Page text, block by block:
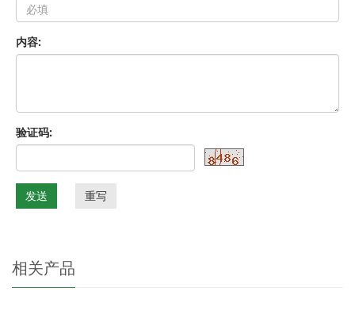
内容:
验证码:
发送 重写
相关产品